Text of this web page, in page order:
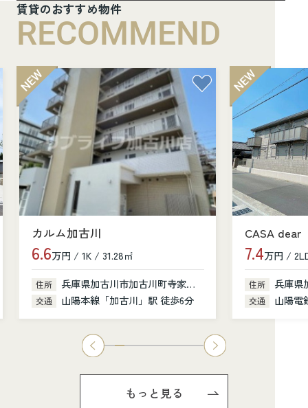
賃貸のおすすめ物件
RECOMMEND
カルム加古川
6.6万円 / 1K / 31.28㎡
住所 兵庫県加古川市加古川町寺家町379-1
交通 山陽本線「加古川」駅 徒歩6分
CASA dear
7.4万円 /
住所 兵庫県
交通 山陽電
もっと見る